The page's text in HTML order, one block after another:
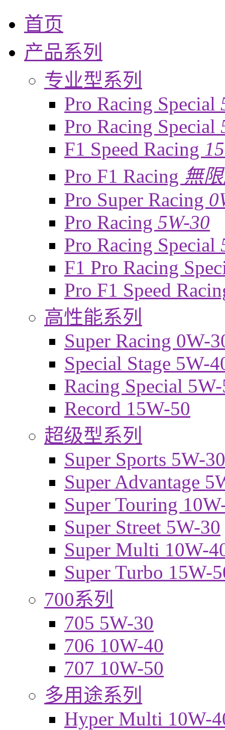
首页
产品系列
专业型系列
Pro Racing Special
Pro Racing Special
F1 Speed Racing
Pro F1 Racing 無
Pro Super Racing
Pro Racing 5W-30
Pro Racing Special
F1 Pro Racing
Pro F1 Speed
高性能系列
Super Racing 0W-
Special Stage 5W-
Racing Special
Record 15W-50
超级型系列
Super Sports 5W-30
Super Advantage
Super Touring
Super Street 5W-30
Super Multi 10W-
Super Turbo 15W-
700系列
705 5W-30
706 10W-40
707 10W-50
多用途系列
Hyper Multi 10W-